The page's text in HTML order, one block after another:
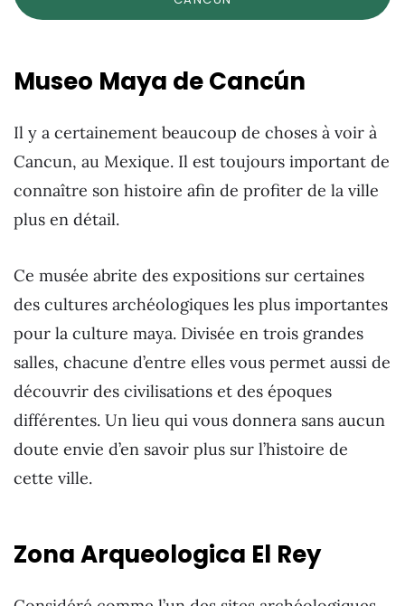
Museo Maya de Cancún
Il y a certainement beaucoup de choses à voir à
Cancun, au Mexique. Il est toujours important de
connaître son histoire afin de profiter de la ville
plus en détail.
Ce musée abrite des expositions sur certaines
des cultures archéologiques les plus importantes
pour la culture maya. Divisée en trois grandes
salles, chacune d’entre elles vous permet aussi de
découvrir des civilisations et des époques
différentes. Un lieu qui vous donnera sans aucun
doute envie d’en savoir plus sur l’histoire de
cette ville.
Zona Arqueologica El Rey